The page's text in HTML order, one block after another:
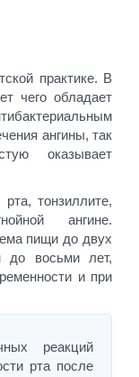
практике. В
чего обладает
ангины, так
оказывает
тонзиллите,
ангине.
пищи до двух
до восьми лет,
и при
реакций
рта после